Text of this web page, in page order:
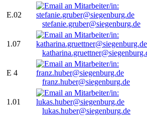
E.02
stefanie.gruber@siegenburg.de
1.07
E 4
franz.huber@siegenburg.de
1.01
lukas.huber@siegenburg.de